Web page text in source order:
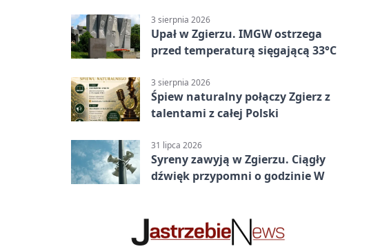
3 sierpnia 2026
Upał w Zgierzu. IMGW ostrzega
przed temperaturą sięgającą 33°C
3 sierpnia 2026
Śpiew naturalny połączy Zgierz z
talentami z całej Polski
31 lipca 2026
Syreny zawyją w Zgierzu. Ciągły
dźwięk przypomni o godzinie W